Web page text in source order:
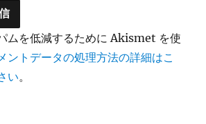
ムを低減するために Akismet を使
ントデータの処理方法の詳細はこ
い。